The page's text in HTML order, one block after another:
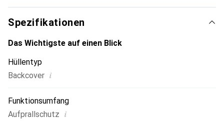
die Marke Noreve eine sichere Wahl für eine
anspruchsvolle Klientel.
Spezifikationen
Das Wichtigste auf einen Blick
Hüllentyp
Backcover i
Funktionsumfang
Aufprallschutz i